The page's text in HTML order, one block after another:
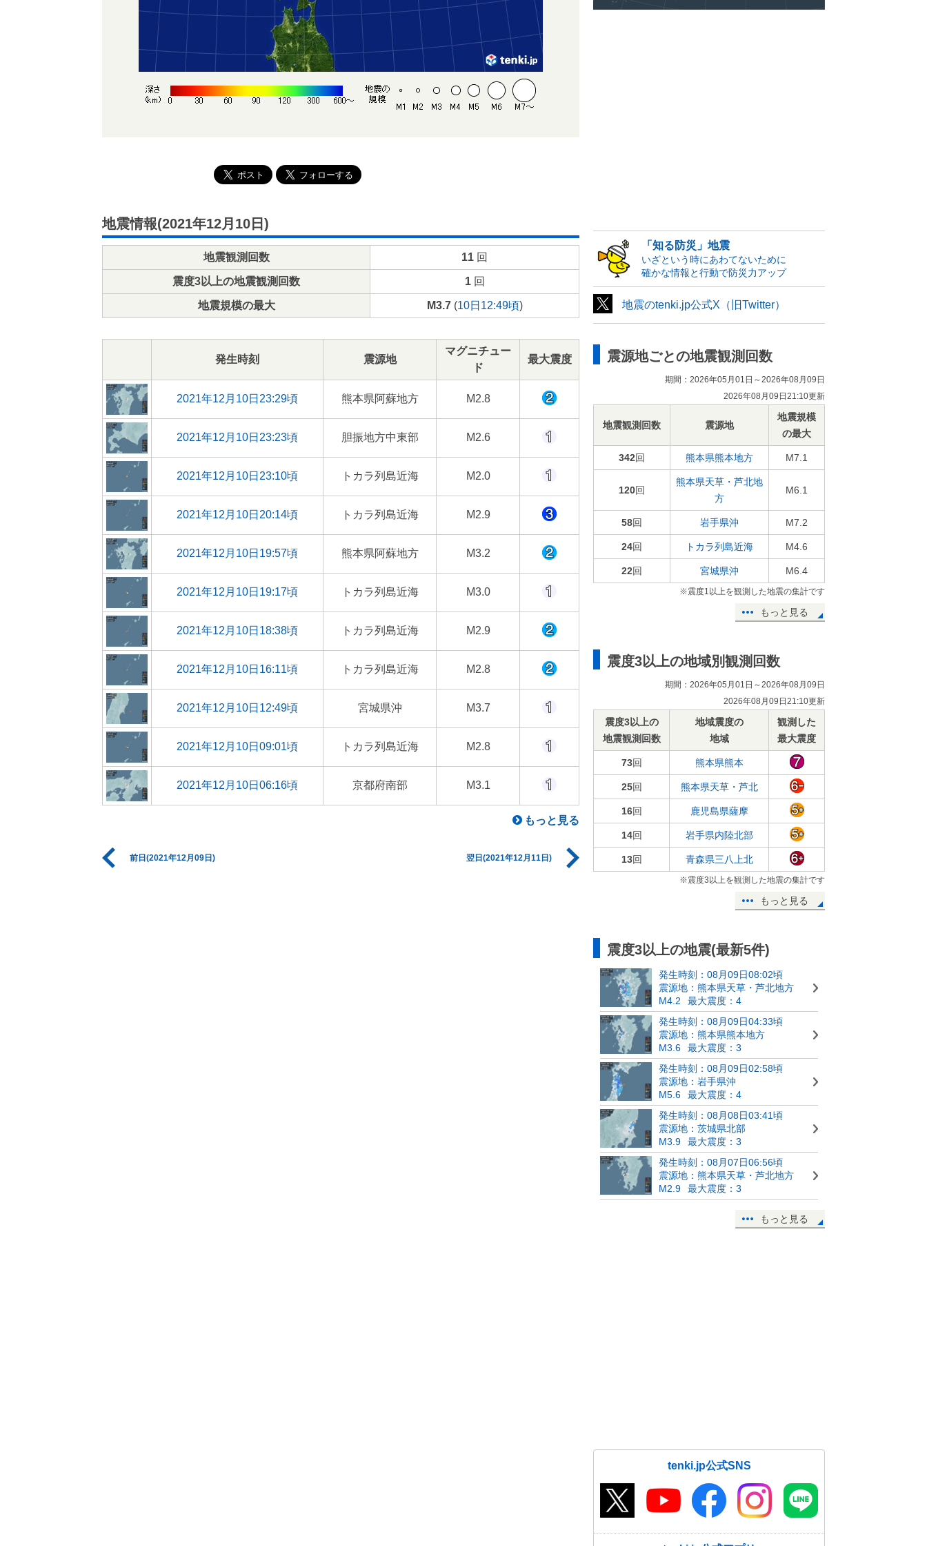
地震情報(2021年12月10日)
地震観測回数 11 回
震度3以上の地震観測回数 1回
地震規模の最大 M3.7(10日12:49頃)
発生時刻 震源地
マグニチュー
ド
最大震度
2021年12月10日23:29頃 熊本県阿蘇地方 M2.8
2021年12月10日23:23頃 胆振地方中東部 M2.6
2021年12月10日23:10頃 トカラ列島近海 M2.0
2021年12月10日20:14頃 トカラ列島近海 M2.9
2021年12月10日19:57頃 熊本県阿蘇地方 M3.2
2021年12月10日19:17頃 トカラ列島近海 M3.0
2021年12月10日18:38頃 トカラ列島近海 M2.9
2021年12月10日16:11頃 トカラ列島近海 M2.8
2021年12月10日12:49頃 宮城県沖 M3.7
2021年12月10日09:01頃 トカラ列島近海 M2.8
2021年12月10日06:16頃 京都府南部 M3.1
もっと見る
前日(2021年12月09日) 翌日(2021年12月11日)
「知る防災」地震
いざという時にあわてないために
確かな情報と行動で防災力アップ
地震のtenki.jp公式X（旧Twitter）
震源地ごとの地震観測回数
期間：2026年05月01日～2026年08月09日
2026年08月09日21:10更新
地震観測回数 震源地
地震規模
の最大
342回 熊本県熊本地方 M7.1
120回
熊本県天草・芦北地
方
M6.1
58回 岩手県沖 M7.2
24回 トカラ列島近海 M4.6
22回 宮城県沖 M6.4
※震度1以上を観測した地震の集計です
もっと見る
震度3以上の地域別観測回数
期間：2026年05月01日～2026年08月09日
2026年08月09日21:10更新
震度3以上の
地震観測回数
地域震度の
地域
観測した
最大震度
73回 熊本県熊本
25回 熊本県天草・芦北
16回 鹿児島県薩摩
14回 岩手県内陸北部
13回 青森県三八上北
※震度3以上を観測した地震の集計です
もっと見る
震度3以上の地震(最新5件)
発生時刻：08月09日08:02頃
震源地：熊本県天草・芦北地方
M4.2
最大震度：4
発生時刻：08月09日04:33頃
震源地：熊本県熊本地方
M3.6
最大震度：3
発生時刻：08月09日02:58頃
震源地：岩手県沖
M5.6
最大震度：4
発生時刻：08月08日03:41頃
震源地：茨城県北部
M3.9
最大震度：3
発生時刻：08月07日06:56頃
震源地：熊本県天草・芦北地方
M2.9
最大震度：3
もっと見る
tenki.jp公式SNS